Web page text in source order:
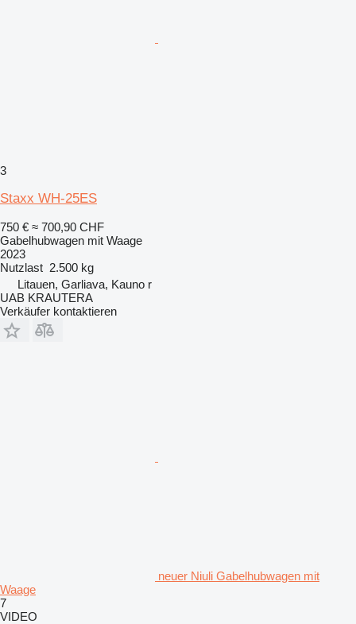
3
Staxx WH-25ES
750 € ≈ 700,90 CHF
Gabelhubwagen mit Waage
2023
Nutzlast 2.500 kg
Litauen, Garliava, Kauno r
UAB KRAUTERA
Verkäufer kontaktieren
neuer Niuli Gabelhubwagen mit
Waage
7
VIDEO